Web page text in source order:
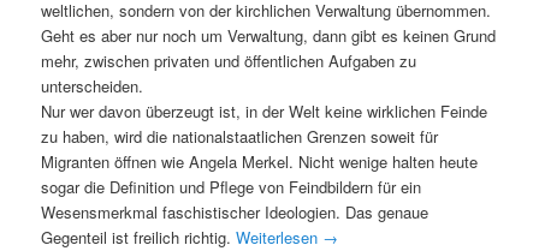
weltlichen, sondern von der kirchlichen Verwaltung übernommen.
Geht es aber nur noch um Verwaltung, dann gibt es keinen Grund
mehr, zwischen privaten und öffentlichen Aufgaben zu
unterscheiden.
Nur wer davon überzeugt ist, in der Welt keine wirklichen Feinde
zu haben, wird die nationalstaatlichen Grenzen soweit für
Migranten öffnen wie Angela Merkel. Nicht wenige halten heute
sogar die Definition und Pflege von Feindbildern für ein
Wesensmerkmal faschistischer Ideologien. Das genaue
Gegenteil ist freilich richtig.Weiterlesen →